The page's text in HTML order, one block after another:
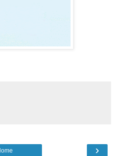
›